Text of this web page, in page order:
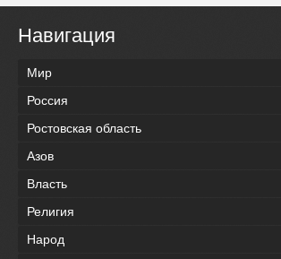
Навигация
Мир
Россия
Ростовская область
Азов
Власть
Религия
Народ